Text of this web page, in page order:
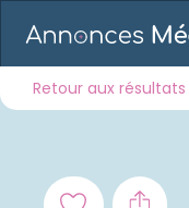
Retour aux résultats